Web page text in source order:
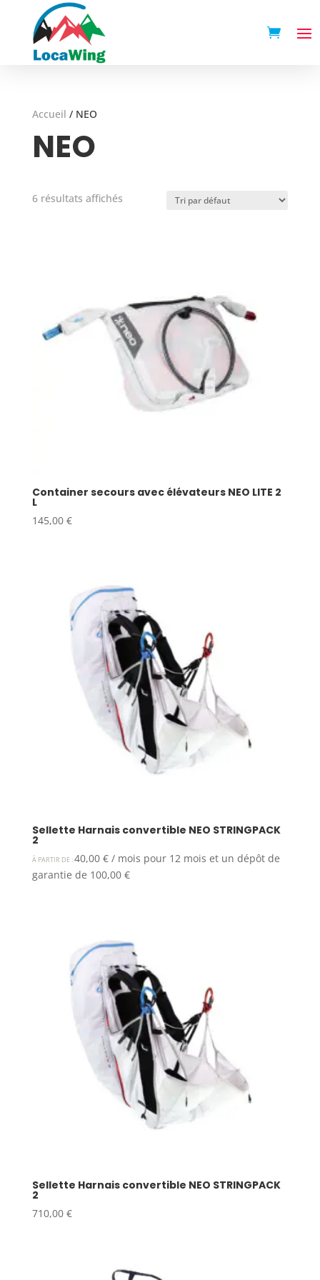
Accueil / NEO
NEO
6 résultats affichés
Container secours avec élévateurs NEO LITE 2
L
145,00 €
Sellette Harnais convertible NEO STRINGPACK
2
À PARTIR DE :40,00 € / mois pour 12 mois et un dépôt de
garantie de 100,00 €
Sellette Harnais convertible NEO STRINGPACK
2
710,00 €